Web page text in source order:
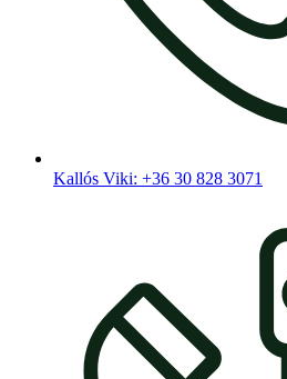
Kallós Viki: +36 30 828 3071